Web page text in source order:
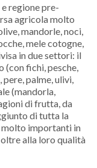
regione pre-
agricola molto
mandorle, noci,
mele cotogne,
in due settori: il
(con fichi, pesche,
palme, ulivi,
(mandorla,
di frutta, da
di tutta la
molto importanti in
alla loro qualità